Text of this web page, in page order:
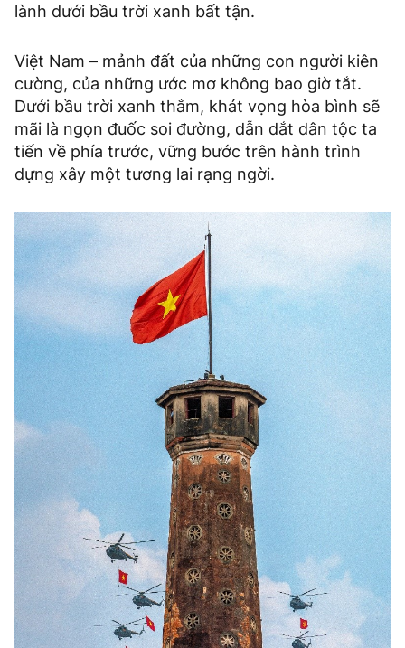
lành dưới bầu trời xanh bất tận.
Việt Nam – mảnh đất của những con người kiên
cường, của những ước mơ không bao giờ tắt.
Dưới bầu trời xanh thắm, khát vọng hòa bình sẽ
mãi là ngọn đuốc soi đường, dẫn dắt dân tộc ta
tiến về phía trước, vững bước trên hành trình
dựng xây một tương lai rạng ngời.